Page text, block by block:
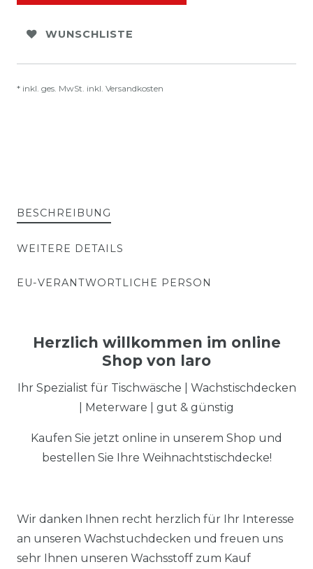
WUNSCHLISTE
* inkl. ges. MwSt. inkl. Versandkosten
BESCHREIBUNG
WEITERE DETAILS
EU-VERANTWORTLICHE PERSON
Herzlich willkommen im online
Shop von laro
Ihr Spezialist für Tischwäsche | Wachstischdecken
| Meterware | gut & günstig
Kaufen Sie jetzt online in unserem Shop und
bestellen Sie Ihre Weihnachtstischdecke!
Wir danken Ihnen recht herzlich für Ihr Interesse
an unseren Wachstuchdecken und freuen uns
sehr Ihnen unseren Wachsstoff zum Kauf